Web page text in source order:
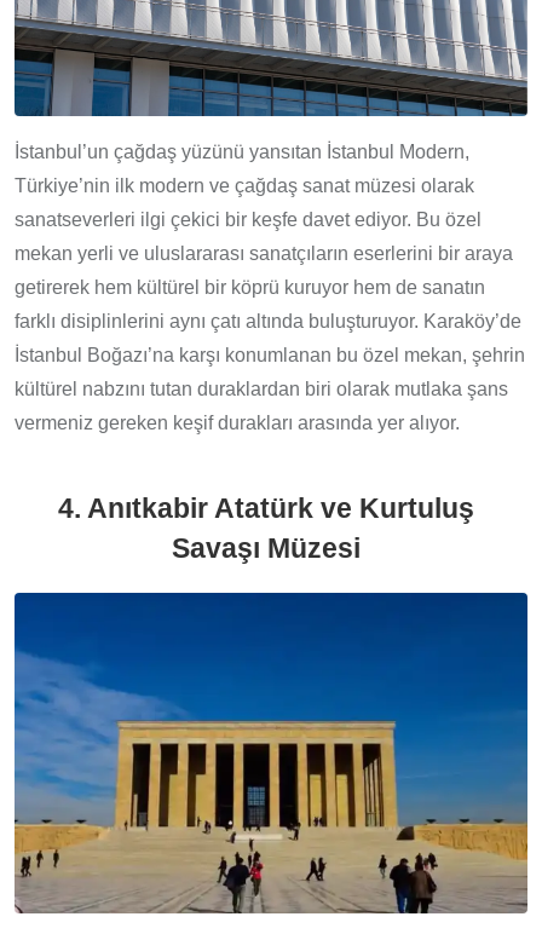
İstanbul’un çağdaş yüzünü yansıtan İstanbul Modern,
Türkiye’nin ilk modern ve çağdaş sanat müzesi olarak
sanatseverleri ilgi çekici bir keşfe davet ediyor. Bu özel
mekan yerli ve uluslararası sanatçıların eserlerini bir araya
getirerek hem kültürel bir köprü kuruyor hem de sanatın
farklı disiplinlerini aynı çatı altında buluşturuyor. Karaköy’de
İstanbul Boğazı’na karşı konumlanan bu özel mekan, şehrin
kültürel nabzını tutan duraklardan biri olarak mutlaka şans
vermeniz gereken keşif durakları arasında yer alıyor.
4. Anıtkabir Atatürk ve Kurtuluş
Savaşı Müzesi